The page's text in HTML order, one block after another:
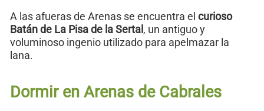
A las afueras de Arenas se encuentra el curioso
Batán de La Pisa de la Sertal , un antiguo y
voluminoso ingenio utilizado para apelmazar la
lana.
Dormir en Arenas de Cabrales